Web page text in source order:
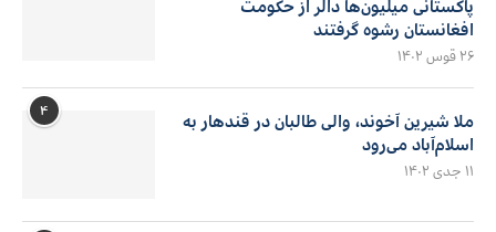
پاکستانی میلیون‌ها دالر از حکومت
افغانستان رشوه گرفتند
۲۶ قوس ۱۴۰۲
۴
ملا شیرین آخوند، والی طالبان در قندهار به
اسلام‌آباد می‌رود
۱۱ جدی ۱۴۰۲